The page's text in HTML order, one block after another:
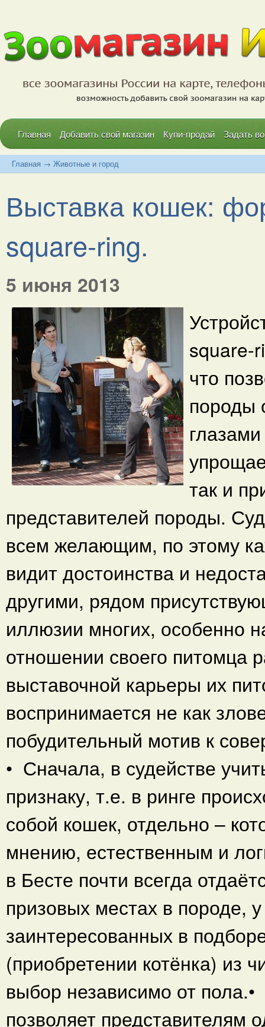
Главная Добавить свой магазин Купи-продай Задать
Главная → Животные и город
Выставка кошек:
square-ring.
5 июня 2013
square-
что
породы
так и
представителей породы.
всем желающим, по этому
видит достоинства и
другими, рядом
иллюзии многих, особенно
отношении своего питомца
выставочной карьеры их
воспринимается не как
побудительный мотив к
• Сначала, в судействе
признаку, т.е. в ринге
собой кошек, отдельно –
мнению, естественным и
в Бесте почти всегда
призовых местах в породе,
заинтересованных в
(приобретении котёнка) из
выбор независимо от пола.•
позволяет